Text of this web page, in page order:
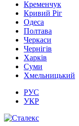
Кременчук
Кривий Ріг
Одеса
Полтава
Черкаси
Чернігів
Харків
Суми
Хмельницький
РУС
УКР